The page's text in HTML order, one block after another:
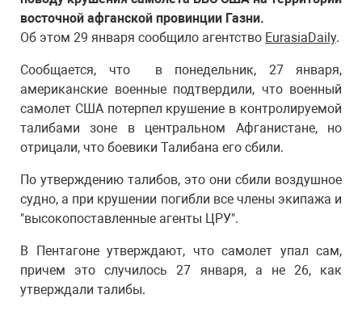
восточной афганской провинции Газни.
Об этом 29 января сообщило агентство EurasiaDaily.
Сообщается, что в понедельник, 27 января,
американские военные подтвердили, что военный
самолет США потерпел крушение в контролируемой
талибами зоне в центральном Афганистане, но
отрицали, что боевики Талибана его сбили.
По утверждению талибов, это они сбили воздушное
судно, а при крушении погибли все члены экипажа и
"высокопоставленные агенты ЦРУ".
В Пентагоне утверждают, что самолет упал сам,
причем это случилось 27 января, а не 26, как
утверждали талибы.